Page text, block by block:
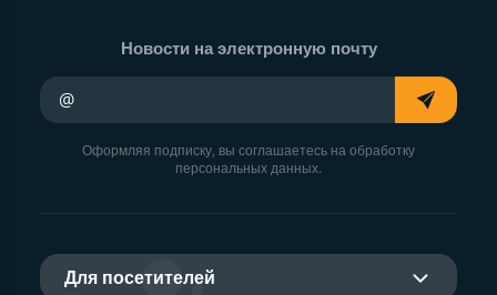
Новости на электронную почту
Оформляя подписку, вы соглашаетесь на обработку
персональных данных.
Для посетителей